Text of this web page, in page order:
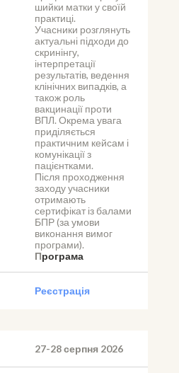
шийки матки у своїй
практиці.
Учасники розглянуть
актуальні підходи до
скринінгу,
інтерпретації
результатів, ведення
клінічних випадків, а
також роль
вакцинації проти
ВПЛ. Окрема увага
приділяється
практичним кейсам і
комунікації з
пацієнтками.
Після проходження
заходу учасники
отримають
сертифікат із балами
БПР (за умови
виконання вимог
програми).
Програма
Реєстрація
27-28 серпня 2026